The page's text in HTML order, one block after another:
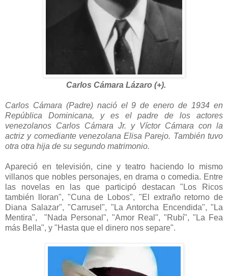
Carlos Cámara Lázaro (+).
Carlos Cámara (Padre) nació el 9 de enero de 1934 en
República Dominicana, y es el padre de los actores
venezolanos Carlos Cámara Jr. y Víctor Cámara con la
actriz y comediante venezolana Elisa Parejo. También tuvo
otra otra hija de su segundo matrimonio.
Apareció en televisión, cine y teatro haciendo lo mismo
villanos que nobles personajes, en drama o comedia. Entre
las novelas en las que participó destacan "Los Ricos
también lloran", "Cuna de Lobos", "El extraño retorno de
Diana Salazar", "Carrusel", "La Antorcha Encendida", "La
Mentira", "Nada Personal", "Amor Real", "Rubí", "La Fea
más Bella", y "Hasta que el dinero nos separe".